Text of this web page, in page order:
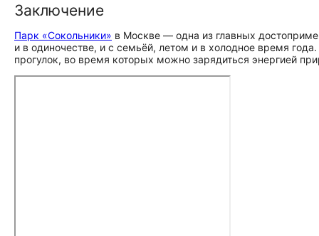
Заключение
Парк «Сокольники» в Москве — одна из главных
и в одиночестве, и с семьёй, летом и в холодное время
прогулок, во время которых можно зарядиться энергией